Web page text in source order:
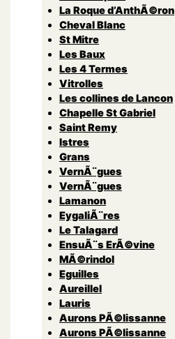
La Roque d’AnthÃ©ron
Cheval Blanc
St Mitre
Les Baux
Les 4 Termes
Vitrolles
Les collines de Lancon
Chapelle St Gabriel
Saint Remy
Istres
Grans
VernÃ¨gues
VernÃ¨gues
Lamanon
EygaliÃ¨res
Le Talagard
EnsuÃ¨s ErÃ©vine
MÃ©rindol
Eguilles
Aureillel
Lauris
Aurons PÃ©lissanne
Aurons PÃ©lissanne